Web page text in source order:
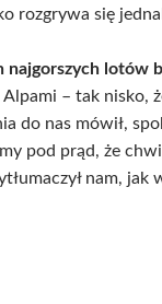
rozgrywa się
najgorszych lotów
– tak nisko,
do nas mówił,
pod prąd, że
nam, jak